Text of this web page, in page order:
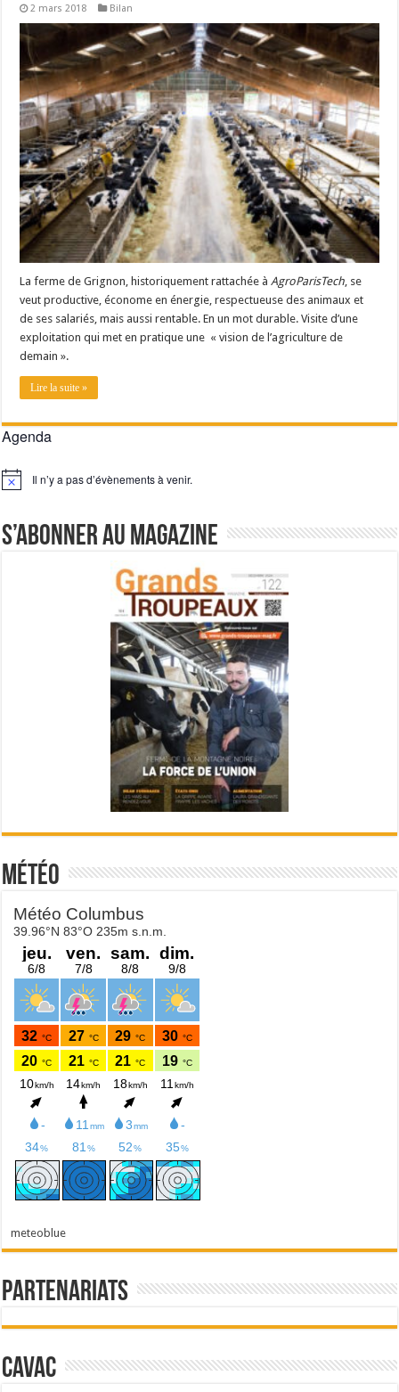
Les canicules freinent la collecte laitière
2 mars 2018 Bilan
La ferme de Grignon, historiquement rattachée à AgroParisTech, se
veut productive, économe en énergie, respectueuse des animaux et
de ses salariés, mais aussi rentable. En un mot durable. Visite d’une
exploitation qui met en pratique une « vision de l’agriculture de
demain ».
Lire la suite »
Agenda
Notice Il n’y a pas d’évènements à venir.
S’abonner au magazine
Météo
meteoblue
Partenariats
Cavac